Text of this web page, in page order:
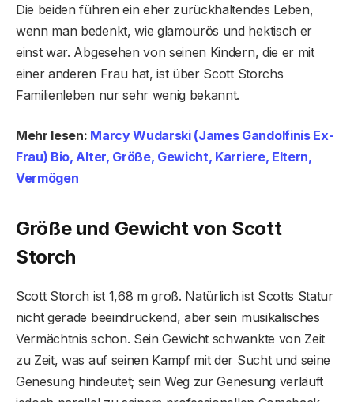
Die beiden führen ein eher zurückhaltendes Leben,
wenn man bedenkt, wie glamourös und hektisch er
einst war. Abgesehen von seinen Kindern, die er mit
einer anderen Frau hat, ist über Scott Storchs
Familienleben nur sehr wenig bekannt.
Mehr lesen: Marcy Wudarski (James Gandolfinis Ex-
Frau) Bio, Alter, Größe, Gewicht, Karriere, Eltern,
Vermögen
Größe und Gewicht von Scott
Storch
Scott Storch ist 1,68 m groß. Natürlich ist Scotts Statur
nicht gerade beeindruckend, aber sein musikalisches
Vermächtnis schon. Sein Gewicht schwankte von Zeit
zu Zeit, was auf seinen Kampf mit der Sucht und seine
Genesung hindeutet; sein Weg zur Genesung verläuft